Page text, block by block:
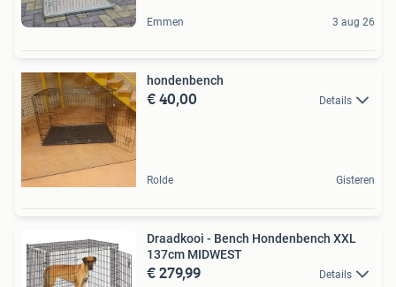
Emmen 3 aug 26
hondenbench
€ 40,00 Details
Rolde Gisteren
Draadkooi - Bench Hondenbench XXL
137cm MIDWEST
€ 279,99 Details